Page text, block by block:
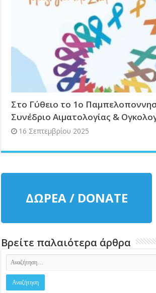
Στο Γύθειο το 1ο
Συνέδριο Αιματολογίας &
16 Σεπτεμβρίου 2025
ΔΩΡΕΑ / DONATE
Βρείτε παλαιότερα άρθρα